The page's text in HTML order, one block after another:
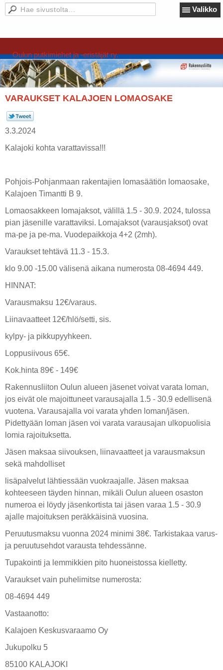
Valikko
Oulun putkimiehet ja -eristäjät ry.
VARAUKSET KALAJOEN LOMAOSAKE
3.3.2024
Kalajoki kohta varattavissa!!!
Pohjois-Pohjanmaan rakentajien lomasäätiön lomaosake,
Kalajoen Timantti B 9.
Lomaosakkeen lomajaksot, välillä 1.5 - 30.9. 2024, tulossa
pian jäsenille varattaviksi. Lomajaksot (varausjaksot) ovat
ma-pe ja pe-ma. Vuodepaikkoja 4+2 (2mh).
Varaukset tehtävä 11.3 - 15.3.
klo 9.00 -15.00 välisenä aikana numerosta 08-4694 449.
HINNAT:
Varausmaksu 12€/varaus.
Liinavaatteet 12€/hlö/setti, sis.
kylpy- ja pikkupyyhkeen.
Loppusiivous 65€.
Kok.hinta 89€ - 149€
Rakennusliiton Oulun alueen jäsenet voivat varata loman,
jos eivät ole majoittuneet varausajalla 1.5 - 30.9 edellisenä
vuotena. Varausajalla voi varata yhden loman/jäsen.
Pidettyään loman jäsen voi varata varausajan ulkopuolisia
lomia rajoituksetta.
Jäsen maksaa siivouksen, liinavaatteet ja varausmaksun
sekä mahdolliset
lisäpalvelut lähtiessään vuokraajalle. Jäsen maksaa
kohteeseen täyden hinnan, mikäli Oulun alueen osaston
numeroa ei löydy jäsenkortista tai jäsen varaa 1.5 - 30.9
ajalle majoituksen peräkkäisinä vuosina.
Peruutusmaksu vuonna 2024 minimi 38€. Tarkistakaa varus-
ja peruutusehdot varausta tehdessänne.
Tupakointi ja lemmikkien pito huoneistossa kielletty.
Varaukset vain puhelimitse numerosta:
08-4694 449
Vastaanotto:
Kalajoen Keskusvaraamo Oy
Jukupolku 5
85100 KALAJOKI